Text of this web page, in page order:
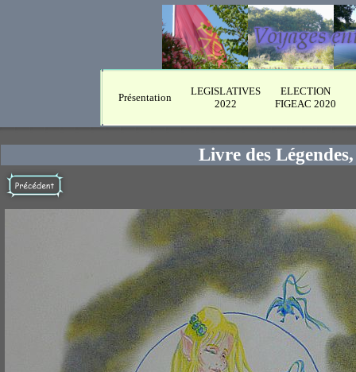
Présentation
LEGISLATIVES
2022
ELECTION
FIGEAC 2020
Livre des